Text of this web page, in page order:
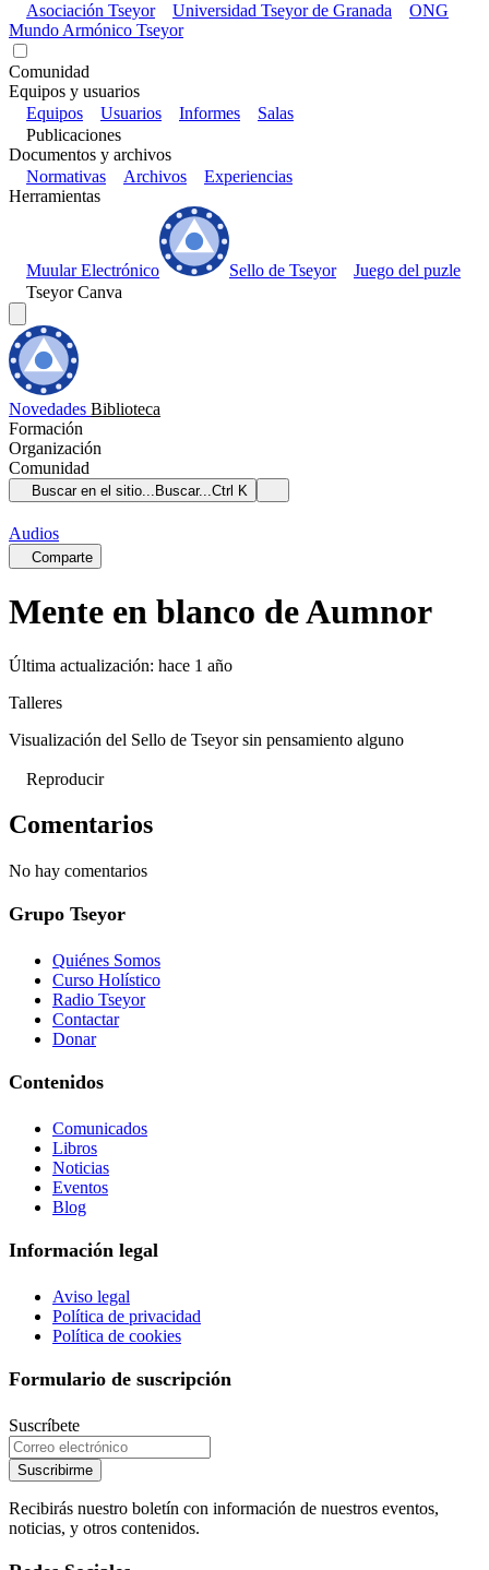
Asociación Tseyor
Universidad Tseyor de Granada
ONG
Mundo Armónico Tseyor
Comunidad
Equipos y usuarios
Equipos
Usuarios Informes
Salas
Publicaciones
Documentos y archivos
Normativas
Archivos
Experiencias
Herramientas
Muular Electrónico Sello de Tseyor
Juego del puzle
Tseyor Canva
Novedades Biblioteca
Formación
Organización
Comunidad
Buscar en el sitio... Buscar...Ctrl K
Audios
Comparte
Mente en blanco de Aumnor
Última actualización: hace 1 año
Talleres
Visualización del Sello de Tseyor sin pensamiento alguno
Reproducir
Comentarios
No hay comentarios
Grupo Tseyor
Quiénes Somos
Curso Holístico
Radio Tseyor
Contactar
Donar
Contenidos
Comunicados
Libros
Noticias
Eventos
Blog
Información legal
Aviso legal
Política de privacidad
Política de cookies
Formulario de suscripción
Suscríbete
Suscribirme
Recibirás nuestro boletín con información de nuestros eventos,
noticias, y otros contenidos.